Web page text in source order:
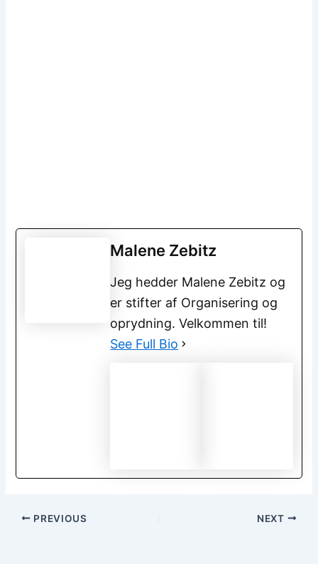
Malene Zebitz
Jeg hedder Malene Zebitz og
er stifter af Organisering og
oprydning. Velkommen til!
See Full Bio
PREVIOUS NEXT